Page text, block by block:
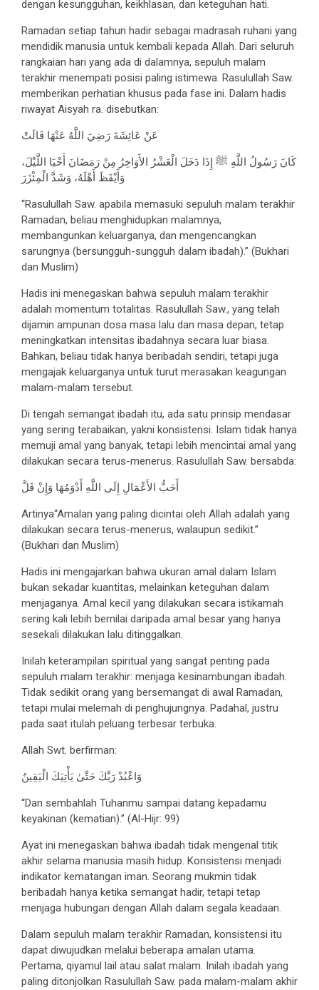
dengan kesungguhan, keikhlasan, dan keteguhan hati.
Ramadan setiap tahun hadir sebagai madrasah ruhani yang
mendidik manusia untuk kembali kepada Allah. Dari seluruh
rangkaian hari yang ada di dalamnya, sepuluh malam
terakhir menempati posisi paling istimewa. Rasulullah Saw.
memberikan perhatian khusus pada fase ini. Dalam hadis
riwayat Aisyah ra. disebutkan:
عَنْ عَائِشَةَ رَضِيَ اللَّهُ عَنْهَا قَالَتْ
كَانَ رَسُولُ اللَّهِ ﷺ إِذَا دَخَلَ الْعَشْرُ الأَوَاخِرُ مِنْ رَمَضَانَ أَحْيَا اللَّيْلَ،
وَأَيْقَظَ أَهْلَهُ، وَشَدَّ الْمِئْزَرَ
“Rasulullah Saw. apabila memasuki sepuluh malam terakhir
Ramadan, beliau menghidupkan malamnya,
membangunkan keluarganya, dan mengencangkan
sarungnya (bersungguh-sungguh dalam ibadah).” (Bukhari
dan Muslim)
Hadis ini menegaskan bahwa sepuluh malam terakhir
adalah momentum totalitas. Rasulullah Saw., yang telah
dijamin ampunan dosa masa lalu dan masa depan, tetap
meningkatkan intensitas ibadahnya secara luar biasa.
Bahkan, beliau tidak hanya beribadah sendiri, tetapi juga
mengajak keluarganya untuk turut merasakan keagungan
malam-malam tersebut.
Di tengah semangat ibadah itu, ada satu prinsip mendasar
yang sering terabaikan, yakni konsistensi. Islam tidak hanya
memuji amal yang banyak, tetapi lebih mencintai amal yang
dilakukan secara terus-menerus. Rasulullah Saw. bersabda:
أَحَبُّ الأَعْمَالِ إِلَى اللَّهِ أَدْوَمُهَا وَإِنْ قَلَّ
Artinya“Amalan yang paling dicintai oleh Allah adalah yang
dilakukan secara terus-menerus, walaupun sedikit.”
(Bukhari dan Muslim)
Hadis ini mengajarkan bahwa ukuran amal dalam Islam
bukan sekadar kuantitas, melainkan keteguhan dalam
menjaganya. Amal kecil yang dilakukan secara istikamah
sering kali lebih bernilai daripada amal besar yang hanya
sesekali dilakukan lalu ditinggalkan.
Inilah keterampilan spiritual yang sangat penting pada
sepuluh malam terakhir: menjaga kesinambungan ibadah.
Tidak sedikit orang yang bersemangat di awal Ramadan,
tetapi mulai melemah di penghujungnya. Padahal, justru
pada saat itulah peluang terbesar terbuka.
Allah Swt. berfirman:
وَاعْبُدْ رَبَّكَ حَتَّىٰ يَأْتِيَكَ الْيَقِينُ
“Dan sembahlah Tuhanmu sampai datang kepadamu
keyakinan (kematian).” (Al-Hijr: 99)
Ayat ini menegaskan bahwa ibadah tidak mengenal titik
akhir selama manusia masih hidup. Konsistensi menjadi
indikator kematangan iman. Seorang mukmin tidak
beribadah hanya ketika semangat hadir, tetapi tetap
menjaga hubungan dengan Allah dalam segala keadaan.
Dalam sepuluh malam terakhir Ramadan, konsistensi itu
dapat diwujudkan melalui beberapa amalan utama.
Pertama, qiyamul lail atau salat malam. Inilah ibadah yang
paling ditonjolkan Rasulullah Saw. pada malam-malam akhir